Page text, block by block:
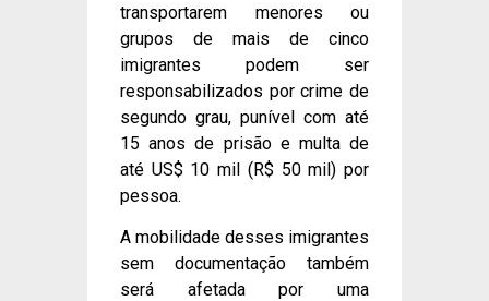
transportarem menores ou
grupos de mais de cinco
imigrantes podem ser
responsabilizados por crime de
segundo grau, punível com até
15 anos de prisão e multa de
até US$ 10 mil (R$ 50 mil) por
pessoa.
A mobilidade desses imigrantes
sem documentação também
será afetada por uma